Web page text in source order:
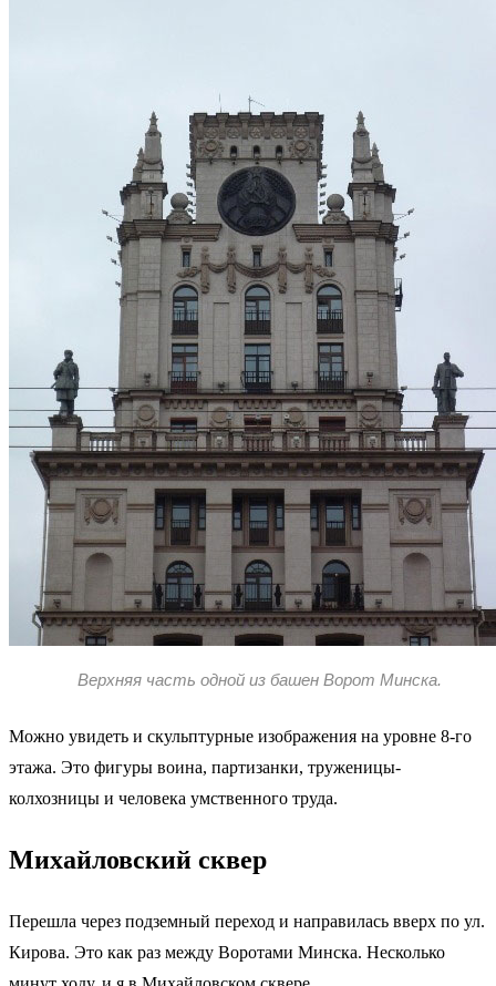
Верхняя часть одной из башен Ворот Минска.
Можно увидеть и скульптурные изображения на уровне 8-го
этажа. Это фигуры воина, партизанки, труженицы-
колхозницы и человека умственного труда.
Михайловский сквер
Перешла через подземный переход и направилась вверх по ул.
Кирова. Это как раз между Воротами Минска. Несколько